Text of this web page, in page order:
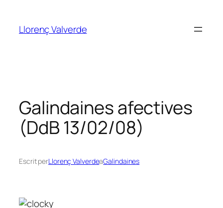
contingut
Llorenç Valverde
Galindaines afectives
(DdB 13/02/08)
Escrit perLlorenç ValverdeaGalindaines